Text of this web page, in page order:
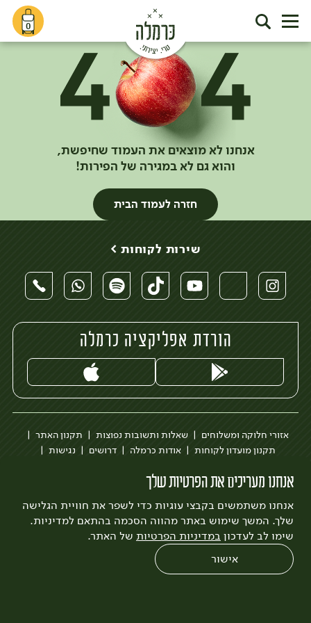
0
אנחנו לא מוצאים את העמוד שחיפשת,
והוא גם לא במגירה של הפירות!
חזרה לעמוד הבית
אנחנו מעריכים את הפרטיות שלך
אנחנו משתמשים בקבצי עוגיות כדי לשפר את חוויית הגלישה
שלך. המשך שימוש באתר מהווה הסכמה בהתאם למדיניות.
שימו לב לעדכון במדיניות הפרטיות של האתר.
אישור
שירות לקוחות >
הורדת אפליקציה כרמלה
אזורי חלוקה ומשלוחים שאלות ותשובות נפוצות
תקנון האתר
תקנון מועדון לקוחות
אודות כרמלה דרושים
נגישות
לצפייה בעדכון מדיניות פרטיות
עיצוב:3bears פיתוח:Quatro